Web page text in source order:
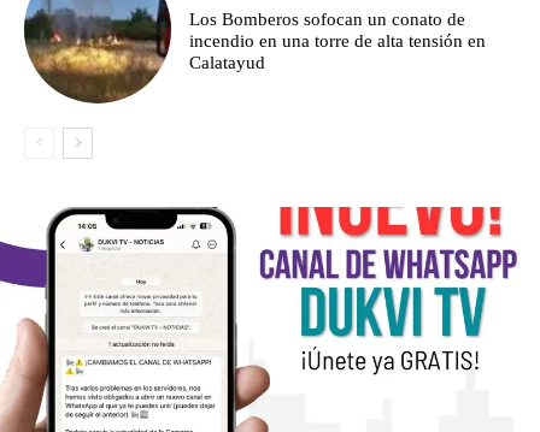
Los Bomberos sofocan un conato de
incendio en una torre de alta tensión en
Calatayud